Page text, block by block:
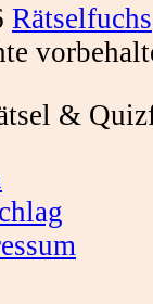
Rätselfuchs
&